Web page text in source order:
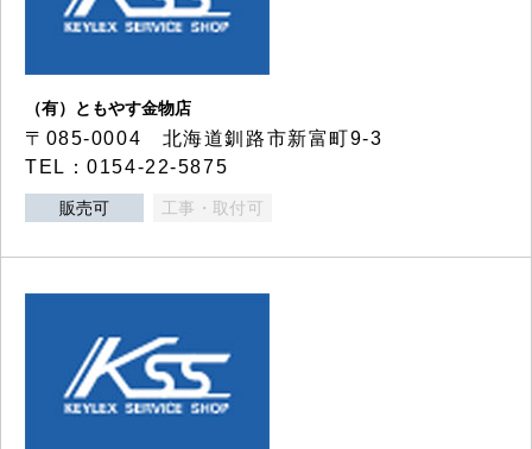
（有）ともやす金物店
〒085-0004 北海道釧路市新富町9-3
TEL：0154-22-5875
販売可 工事・取付可